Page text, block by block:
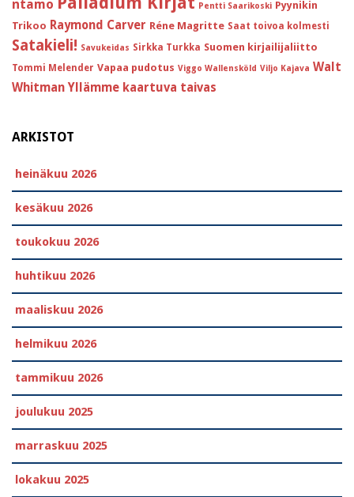
ntamo Pentti Saarikoski Pyynikin
Trikoo Raymond Carver Réne Magritte Saat toivoa kolmesti
Satakieli! Savukeidas Sirkka Turkka Suomen kirjailijaliitto
Tommi Melender Vapaa pudotus Viggo Wallensköld Viljo Kajava Walt
Whitman Yllämme kaartuva taivas
ARKISTOT
heinäkuu 2026
kesäkuu 2026
toukokuu 2026
huhtikuu 2026
maaliskuu 2026
helmikuu 2026
tammikuu 2026
joulukuu 2025
marraskuu 2025
lokakuu 2025